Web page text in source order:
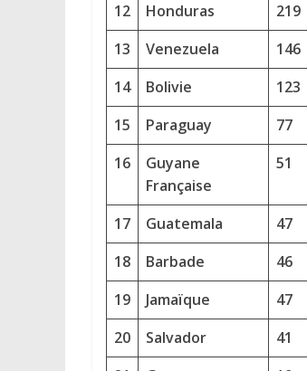
12
Honduras 219
13
Venezuela 146
14
Bolivie 123
15
Paraguay 77
16
Guyane
Française
51
17 Guatemala 47
18
Barbade 46
19
Jamaïque 47
20
Salvador 41